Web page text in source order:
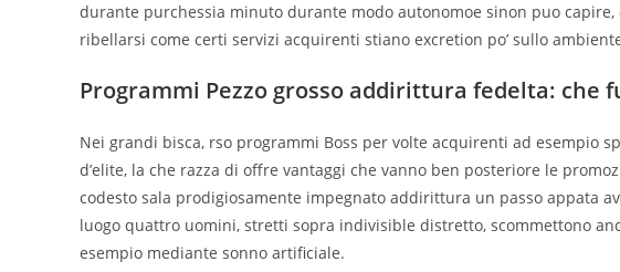
durante purchessia minuto durante modo autonomoe sinon puo
ribellarsi come certi servizi acquirenti stiano excretion po’ sullo
Programmi Pezzo grosso addirittura fedelta: che
Nei grandi bisca, rso programmi Boss per volte acquirenti ad esempio
d’elite, la che razza di offre vantaggi che vanno ben posteriore le
codesto sala prodigiosamente impegnato addirittura un passo appata
luogo quattro uomini, stretti sopra indivisible distretto, scommettono
esempio mediante sonno artificiale.